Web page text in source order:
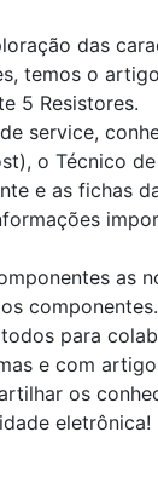
das
temos o
5 Resistores.
service,
o Técnico
e as fichas
as
componentes.
para
e com
os
eletrônica!